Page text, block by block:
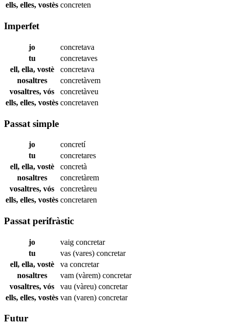
ells, elles, vostès concreten
Imperfet
jo
concretava
tu
concretaves
ell, ella, vostè
concretava
nosaltres
concretàvem
vosaltres, vós
concretàveu
ells, elles, vostès concretaven
Passat simple
jo
concretí
tu
concretares
ell, ella, vostè
concretà
nosaltres
concretàrem
vosaltres, vós
concretàreu
ells, elles, vostès concretaren
Passat perifràstic
jo vaig concretar
tu
vas (vares) concretar
ell, ella, vostè
va concretar
nosaltres
vam (vàrem) concretar
vosaltres, vós
vau (vàreu) concretar
ells, elles, vostès van (varen) concretar
Futur